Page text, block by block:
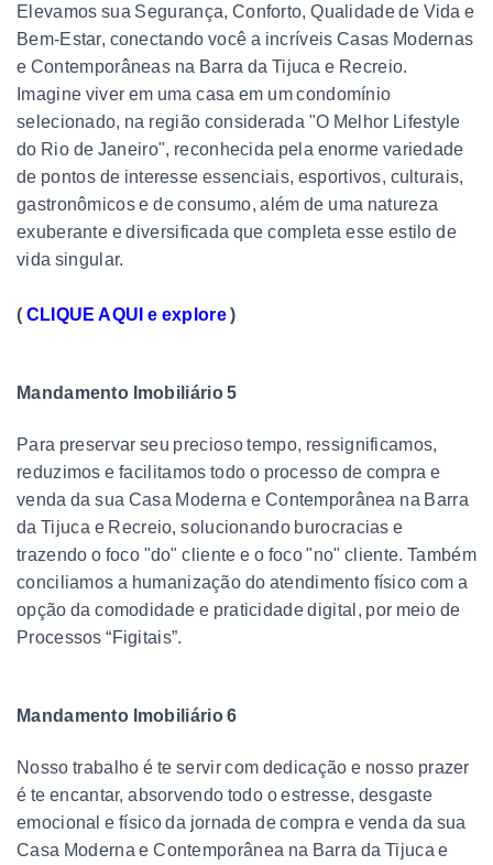
Elevamos sua Segurança, Conforto, Qualidade de Vida e
Bem-Estar, conectando você a incríveis Casas Modernas
e Contemporâneas na Barra da Tijuca e Recreio.
Imagine viver em uma casa em um condomínio
selecionado, na região considerada "O Melhor Lifestyle
do Rio de Janeiro", reconhecida pela enorme variedade
de pontos de interesse essenciais, esportivos, culturais,
gastronômicos e de consumo, além de uma natureza
exuberante e diversificada que completa esse estilo de
vida singular.
( CLIQUE AQUI e explore)
Mandamento Imobiliário 5
Para preservar seu precioso tempo, ressignificamos,
reduzimos e facilitamos todo o processo de compra e
venda da sua Casa Moderna e Contemporânea na Barra
da Tijuca e Recreio, solucionando burocracias e
trazendo o foco "do" cliente e o foco "no" cliente. Também
conciliamos a humanização do atendimento físico com a
opção da comodidade e praticidade digital, por meio de
Processos “Figitais”.
Mandamento Imobiliário 6
Nosso trabalho é te servir com dedicação e nosso prazer
é te encantar, absorvendo todo o estresse, desgaste
emocional e físico da jornada de compra e venda da sua
Casa Moderna e Contemporânea na Barra da Tijuca e